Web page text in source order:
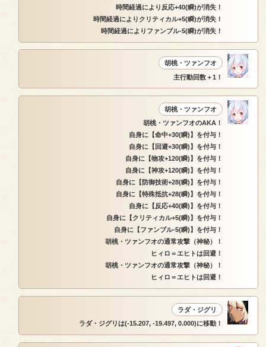
時間経過により反応+40(瞬)が消失！
時間経過によりクリティカル+5(瞬)が消失！
時間経過によりファンブル-5(瞬)が消失！
胡桃・ツァンフオ
主行動回数＋1！
胡桃・ツァンフオ
胡桃・ツァンフオのAKA！
自身に【命中+30(瞬)】を付与！
自身に【回避+30(瞬)】を付与！
自身に【物攻+120(瞬)】を付与！
自身に【神攻+120(瞬)】を付与！
自身に【防御技術+28(瞬)】を付与！
自身に【特殊抵抗+28(瞬)】を付与！
自身に【反応+40(瞬)】を付与！
自身に【クリティカル+5(瞬)】を付与！
自身に【ファンブル-5(瞬)】を付与！
胡桃・ツァンフオの通常攻撃（神秘）！
ヒィロ＝エヒトは回避！
胡桃・ツァンフオの通常攻撃（神秘）！
ヒィロ＝エヒトは回避！
ラダ・ジグリ
ラダ・ジグリは(-15.207, -19.497, 0.000)に移動！